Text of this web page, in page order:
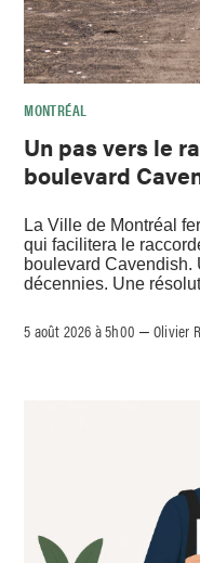
MONTRÉAL
Un pas vers le
boulevard
La Ville de Montréal
qui facilitera le
boulevard Cavendish.
décennies. Une
5 août 2026 à 5h00 –Olivier